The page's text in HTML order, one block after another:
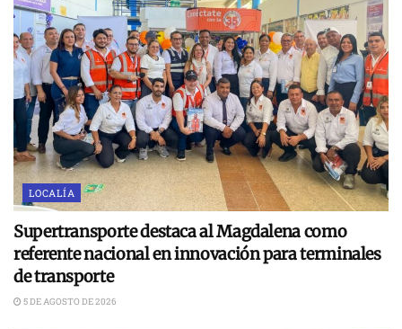
LOCALÍA
Supertransporte destaca al Magdalena como
referente nacional en innovación para terminales
de transporte
5 DE AGOSTO DE 2026